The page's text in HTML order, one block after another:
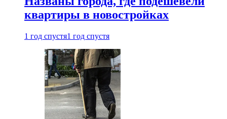
квартиры в новостройках
1 год спустя1 год спустя